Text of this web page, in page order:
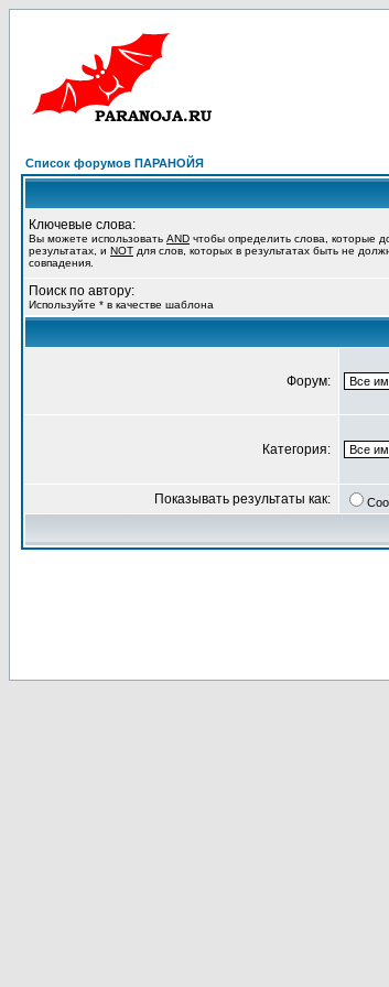
Список форумов ПАРАНОЙЯ
Ключевые слова:
Вы можете использовать AND чтобы определить слова, которые
результатах, и NOT для слов, которых в результатах быть не
совпадения.
Поиск по автору:
Используйте * в качестве шаблона
Форум:
Категория:
Показывать результаты как: